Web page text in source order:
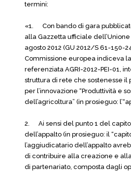
termini:
«1. Con bando di gara
alla Gazzetta ufficiale
agosto 2012 (GU 2012/S 61-150-
Commissione europea indiceva
referenziata AGRI-2012-PEI-01,
struttura di rete che sostenesse
per l’innovazione “Produttività e
dell’agricoltura” (in prosieguo:
2. Ai sensi del punto 1 del
dell’appalto (in prosieguo: il
l’aggiudicatario dell’appalto
di contribuire alla creazione e
di partenariato, composta dagli